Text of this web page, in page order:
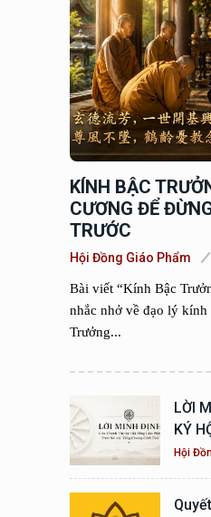
KÍNH BẬC
CƯƠNG ĐỂ
TRƯỚC
Hội Đồng Giáo Phẩm
Bài viết “Kính Bậc
nhắc nhở về đạo lý
Trưởng...
LỜI
KÝ
Hội